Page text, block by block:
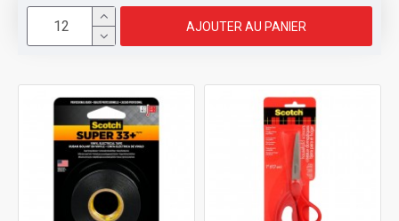
AJOUTER AU PANIER